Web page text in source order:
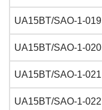
UA15BT/SAO-1-019
UA15BT/SAO-1-020
UA15BT/SAO-1-021
UA15BT/SAO-1-022